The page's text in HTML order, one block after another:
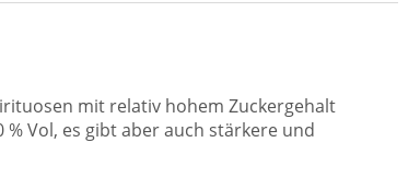
mit relativ hohem Zuckergehalt
Vol, es gibt aber auch stärkere und